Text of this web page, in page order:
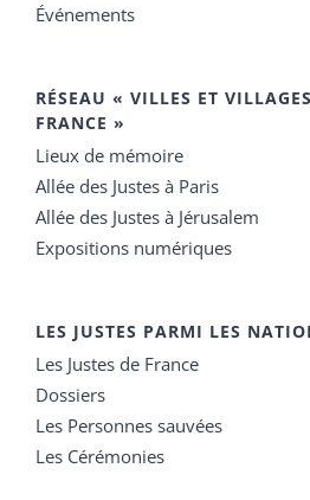
Événements
RÉSEAU « VILLES ET
FRANCE »
Lieux de mémoire
Allée des Justes à Paris
Allée des Justes à Jérusalem
Expositions numériques
LES JUSTES PARMI LES
Les Justes de France
Dossiers
Les Personnes sauvées
Les Cérémonies